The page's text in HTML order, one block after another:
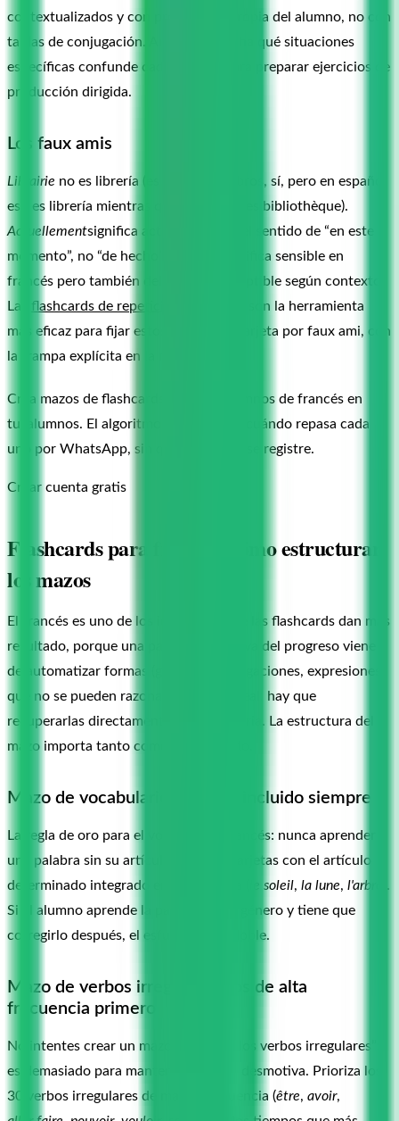
contextualizados y con producción propia del alumno, no con
tablas de conjugación. Anota en la ficha qué situaciones
específicas confunde cada alumno para preparar ejercicios de
producción dirigida.
Los faux amis
Librairie no es librería (es librería de libros, sí, pero en español
eso es librería mientras que biblioteca es bibliothèque).
Actuellementsignifica actualmente en el sentido de “en este
momento”, no “de hecho”.
significa sensible en
francés pero también delicado o susceptible según contexto.
Las
flashcards de repetición espaciada
son la herramienta
más eficaz para fijar estos pares: una tarjeta por faux ami, con
la trampa explícita en la respuesta.
Crea mazos de flashcards para tus alumnos de francés en
tusalumnos. El algoritmo FSRS decide cuándo repasa cada
uno por WhatsApp, sin que el alumno se registre.
Crear cuenta gratis
Flashcards para francés: cómo estructurar
los mazos
El francés es uno de los idiomas donde las flashcards dan más
resultado, porque una parte significativa del progreso viene
de automatizar formas (géneros, conjugaciones, expresiones)
que no se pueden razonar en tiempo real: hay que
recuperarlas directamente de la memoria. La estructura del
mazo importa tanto como el contenido.
Mazo de vocabulario: artículo incluido siempre
La regla de oro para el vocabulario francés: nunca aprender
una palabra sin su artículo. Crea las tarjetas con el artículo
determinado integrado en la pregunta (
le soleil, la lune, l'arbre
).
Si el alumno aprende la palabra sin el género y tiene que
corregirlo después, el esfuerzo es el doble.
Mazo de verbos irregulares: los de alta
frecuencia primero
No intentes crear un mazo de “todos los verbos irregulares”:
es demasiado para mantener activo y desmotiva. Prioriza los
30 verbos irregulares de mayor frecuencia (être, avoir,